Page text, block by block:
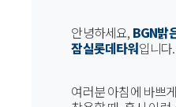
안녕하세요, BGN밝
잠실롯데타워입니다.
여러분 아침에 바쁘